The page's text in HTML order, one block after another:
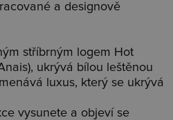
a designově
stříbrným logem Hot
ukrývá bílou leštěnou
luxus, který se ukrývá
vysunete a objeví se